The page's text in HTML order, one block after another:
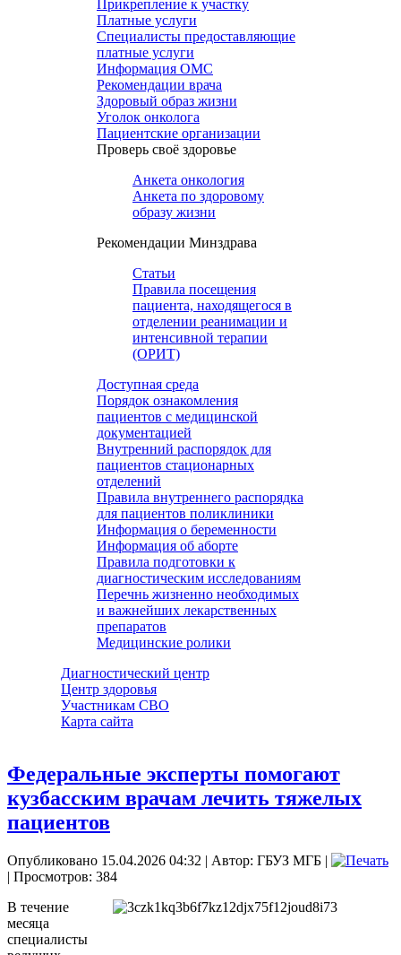
Прикрепление к участку
Платные услуги
Специалисты предоставляющие
платные услуги
Информация ОМС
Рекомендации врача
Здоровый образ жизни
Уголок онколога
Пациентские организации
Проверь своё здоровье
Анкета онкология
Анкета по здоровому
образу жизни
Рекомендации Минздрава
Статьи
Правила посещения
пациента, находящегося в
отделении реанимации и
интенсивной терапии
(ОРИТ)
Доступная среда
Порядок ознакомления
пациентов с медицинской
документацией
Внутренний распорядок для
пациентов стационарных
отделений
Правила внутреннего распорядка
для пациентов поликлиники
Информация о беременности
Информация об аборте
Правила подготовки к
диагностическим исследованиям
Перечнь жизненно необходимых
и важнейших лекарственных
препаратов
Медицинские ролики
Диагностический центр
Центр здоровья
Участникам СВО
Карта сайта
Федеральные эксперты помогают
кузбасским врачам лечить тяжелых
пациентов
Опубликовано 15.04.2026 04:32 | Автор: ГБУЗ МГБ |
| Просмотров: 384
В течение
месяца
специалисты